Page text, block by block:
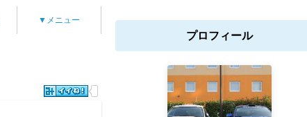
▼メニュー
プロフィール